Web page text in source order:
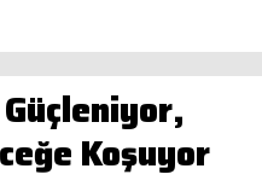
Koşuyor